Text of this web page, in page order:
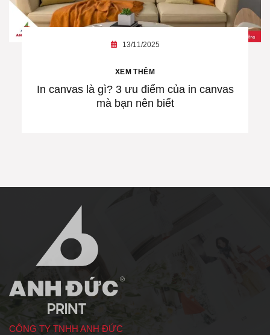
In canvas là gì? 3 ưu điểm của in canvas
mà bạn nên biết
13/11/2025
XEM THÊM
CÔNG TY TNHH ANH ĐỨC